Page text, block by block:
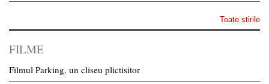
Toate stirile
FILME
Filmul Parking, un cliseu plictisitor